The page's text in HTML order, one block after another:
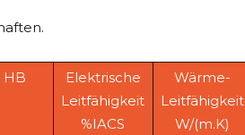
HB
Elektrische
Leitfähigkeit
%IACS
Wärme-
Leitfähigkeit
W/(m.K)